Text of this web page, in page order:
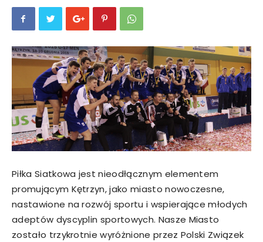
Piłka Siatkowa jest nieodłącznym elementem
promującym Kętrzyn, jako miasto nowoczesne,
nastawione na rozwój sportu i wspierające młodych
adeptów dyscyplin sportowych. Nasze Miasto
zostało trzykrotnie wyróżnione przez Polski Związek